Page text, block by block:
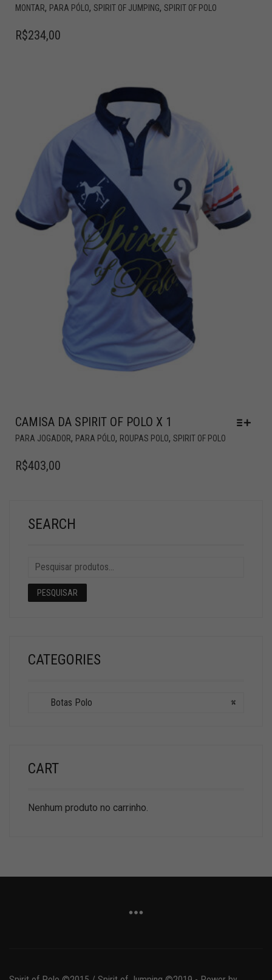
MONTAR, PARA PÓLO, SPIRIT OF JUMPING, SPIRIT OF POLO
R$234,00
CAMISA DA SPIRIT OF POLO X 1
PARA JOGADOR, PARA PÓLO, ROUPAS POLO, SPIRIT OF POLO
R$403,00
SEARCH
PESQUISAR
CATEGORIES
×
Botas Polo
CART
Nenhum produto no carrinho.